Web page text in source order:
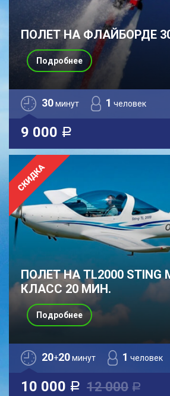
ПОЛЕТ НА ФЛАЙБОРДЕ
30минут 1 человек
9 000 a
Подробнее
ПОЛЕТ НА TL2000
КЛАСС 20 МИН.
20+20минут 1 человек
10 000 a 12 000 a
Подробнее